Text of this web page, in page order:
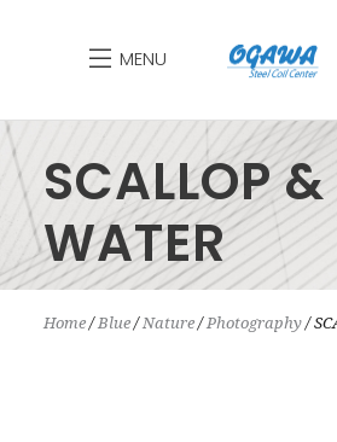
MENU
SCALLOP
WATER
Home Blue Nature Photography